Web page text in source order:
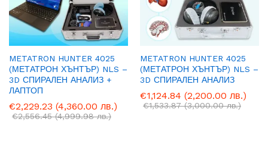
METATRON HUNTER 4025
(МЕТАТРОН ХЪНТЪР) NLS –
3D СПИРАЛЕН АНАЛИЗ +
ЛАПТОП
€2,229.23 (4,360.00 лв.)
€2,556.45 (4,999.98 лв.)
METATRON HUNTER 4025
(МЕТАТРОН ХЪНТЪР) NLS –
3D СПИРАЛЕН АНАЛИЗ
€1,124.84 (2,200.00 лв.)
€1,533.87 (3,000.00 лв.)